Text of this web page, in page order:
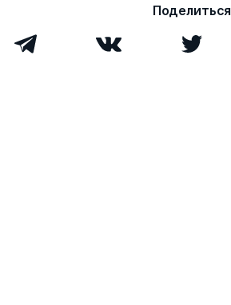
Поделиться